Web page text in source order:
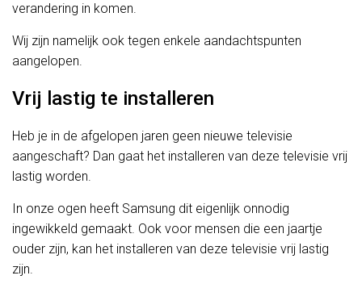
verandering in komen.
Wij zijn namelijk ook tegen enkele aandachtspunten
aangelopen.
Vrij lastig te installeren
Heb je in de afgelopen jaren geen nieuwe televisie
aangeschaft? Dan gaat het installeren van deze televisie vrij
lastig worden.
In onze ogen heeft Samsung dit eigenlijk onnodig
ingewikkeld gemaakt. Ook voor mensen die een jaartje
ouder zijn, kan het installeren van deze televisie vrij lastig
zijn.